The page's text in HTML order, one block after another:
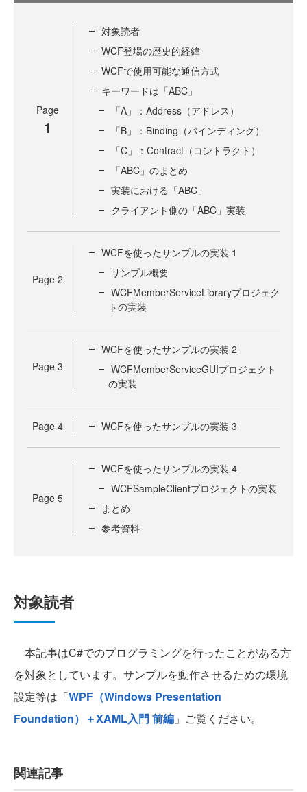
Page
1
対象読者
WCF登場の歴史的経緯
WCFで使用可能な通信方式
キーワードは「ABC」
「A」：Address（アドレス）
「B」：Binding（バインディング）
「C」：Contract（コントラクト）
「ABC」のまとめ
実装における「ABC」
クライアント側の「ABC」実装
Page 2
WCFを使ったサンプルの実装 1
サンプル概要
WCFMemberServiceLibraryプロジェク
トの実装
Page 3
WCFを使ったサンプルの実装 2
WCFMemberServiceGUIプロジェクト
の実装
Page 4 WCFを使ったサンプルの実装 3
Page 5
WCFを使ったサンプルの実装 4
WCFSampleClientプロジェクトの実装
まとめ
参考資料
対象読者
本記事はC#でのプログラミングを行ったことがある方
を対象としています。サンプルを動作させるための環境
設定等は「WPF（Windows Presentation
Foundation）＋XAML入門 前編 」ご覧ください。
関連記事